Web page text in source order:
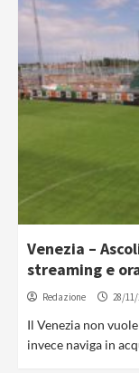
Venezia –
streaming e
Redazione 28/11/
Il Venezia non
invece naviga in